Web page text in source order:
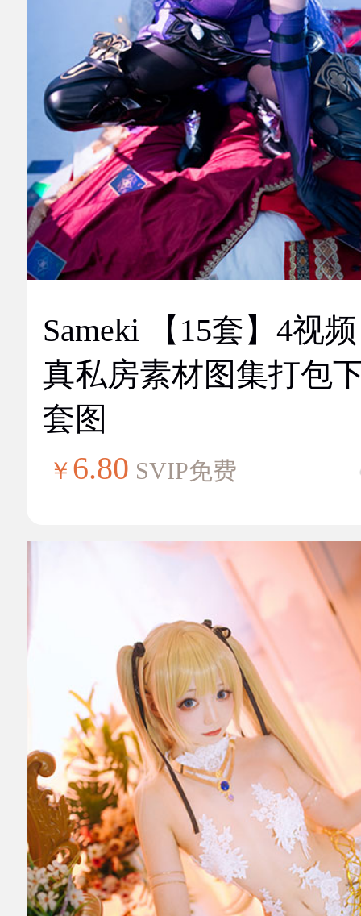
Sameki 【15套】4视
真私房素材图集打包
套图
￥ 6.80 SVIP免费